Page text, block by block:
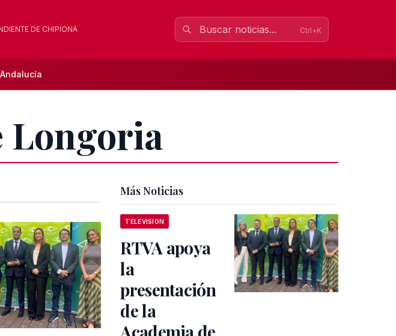
DE CHIPIONA Ctrl+K
Andalucía
Longoria
Más Noticias
TELEVISION
RTVA apoya
la
presentación
de la
Academia de